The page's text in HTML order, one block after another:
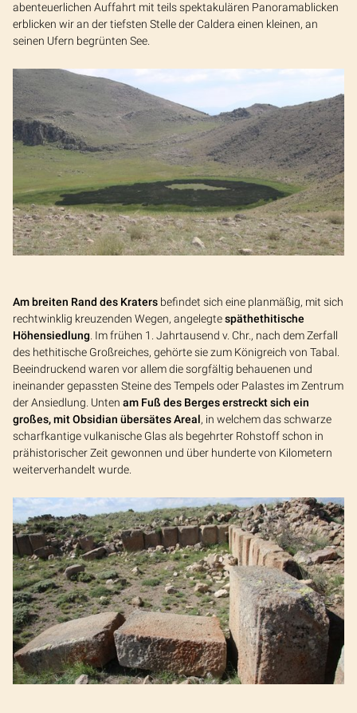
abenteuerlichen Auffahrt mit teils spektakulären Panoramablicken
erblicken wir an der tiefsten Stelle der Caldera einen kleinen, an
seinen Ufern begrünten See.
Am breiten Rand des Kraters befindet sich eine planmäßig, mit sich
rechtwinklig kreuzenden Wegen, angelegtespäthethitische
Höhensiedlung . Im frühen 1. Jahrtausend v. Chr., nach dem Zerfall
des hethitische Großreiches, gehörte sie zum Königreich von Tabal.
Beeindruckend waren vor allem die sorgfältig behauenen und
ineinander gepassten Steine des Tempels oder Palastes im Zentrum
der Ansiedlung. Unten am Fuß des Berges erstreckt sich ein
großes, mit Obsidian übersätes Areal, in welchem das schwarze
scharfkantige vulkanische Glas als begehrter Rohstoff schon in
prähistorischer Zeit gewonnen und über hunderte von Kilometern
weiterverhandelt wurde.